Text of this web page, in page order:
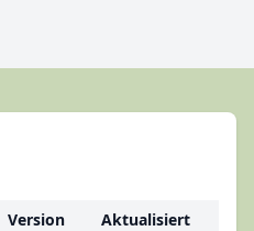
Version
Aktualisiert